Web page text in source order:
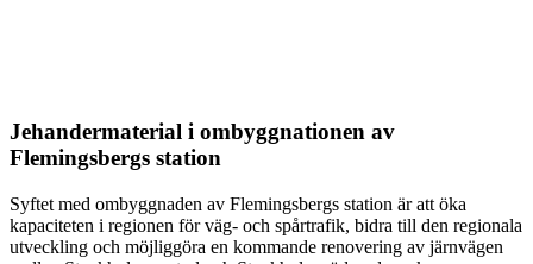
Jehandermaterial i ombyggnationen av
Flemingsbergs station
Syftet med ombyggnaden av Flemingsbergs station är att öka
kapaciteten i regionen för väg- och spårtrafik, bidra till den regionala
utveckling och möjliggöra en kommande renovering av järnvägen